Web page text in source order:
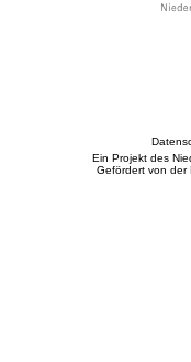
Ein Projekt des
Gefördert von der